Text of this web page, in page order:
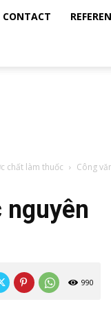
CONTACT
chất làm thuốc
Công
nguyên
990